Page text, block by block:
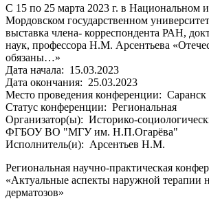
С 15 по 25 марта 2023 г. в Национальном
Мордовском государственном
выставка члена- корреспондента РАН,
наук, профессора Н.М. Арсентьева
обязаны…»
Дата начала: 15.03.2023
Дата окончания: 25.03.2023
Место проведения конференции: Саранск
Статус конференции: Региональная
Организатор(ы): Историко-
ФГБОУ ВО "МГУ им. Н.П.Огарёва"
Исполнитель(и): Арсентьев Н.М.
Региональная научно-практическая
«Актуальные аспекты наружной терапии
дерматозов»